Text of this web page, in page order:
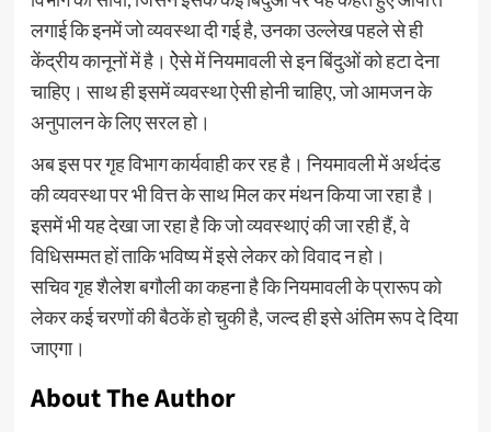
लगाई कि इनमें जो व्यवस्था दी गई है, उनका उल्लेख पहले से ही
केंद्रीय कानूनों में है। ऐेसे में नियमावली से इन बिंदुओं को हटा देना
चाहिए। साथ ही इसमें व्यवस्था ऐसी होनी चाहिए, जो आमजन के
अनुपालन के लिए सरल हो।
अब इस पर गृह विभाग कार्यवाही कर रह है। नियमावली में अर्थदंड
की व्यवस्था पर भी वित्त के साथ मिल कर मंथन किया जा रहा है।
इसमें भी यह देखा जा रहा है कि जो व्यवस्थाएं की जा रही हैं, वे
विधिसम्मत हों ताकि भविष्य में इसे लेकर को विवाद न हो।
सचिव गृह शैलेश बगौली का कहना है कि नियमावली के प्रारूप को
लेकर कई चरणों की बैठकें हो चुकी है, जल्द ही इसे अंतिम रूप दे दिया
जाएगा।
About The Author